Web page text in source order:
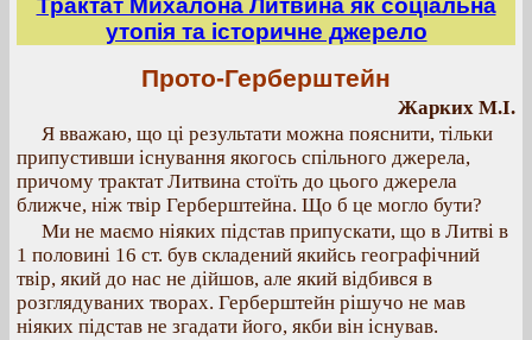
Трактат Михалона Литвина як соціальна
утопія та історичне джерело
Прото-Герберштейн
Жарких М.І.
Я вважаю, що ці результати можна пояснити, тільки
припустивши існування якогось спільного джерела,
причому трактат Литвина стоїть до цього джерела
ближче, ніж твір Герберштейна. Що б це могло бути?
Ми не маємо ніяких підстав припускати, що в Литві в
1 половині 16 ст. був складений якийсь географічний
твір, який до нас не дійшов, але який відбився в
розглядуваних творах. Герберштейн рішучо не мав
ніяких підстав не згадати його, якби він існував.